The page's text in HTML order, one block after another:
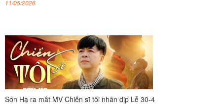
11/05/2026
Sơn Hạ ra mắt MV Chiến sĩ tôi nhân dịp Lễ 30-4